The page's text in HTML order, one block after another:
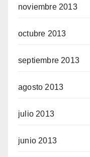
noviembre 2013
octubre 2013
septiembre 2013
agosto 2013
julio 2013
junio 2013